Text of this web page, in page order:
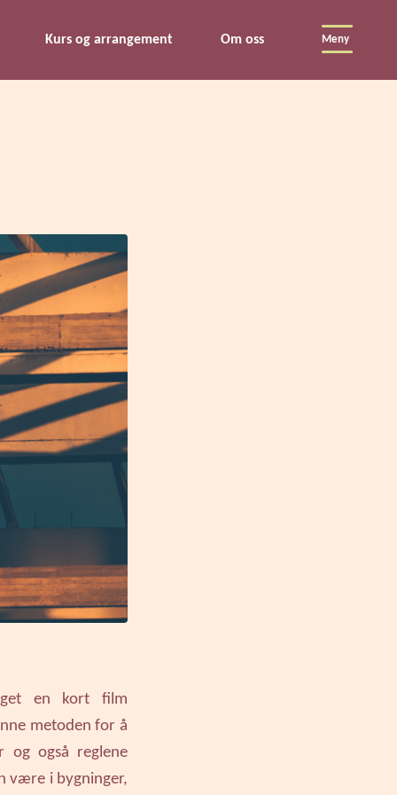
Meny
Kurs og arrangement Om oss
en kort film
metoden for å
og også reglene
være i bygninger,